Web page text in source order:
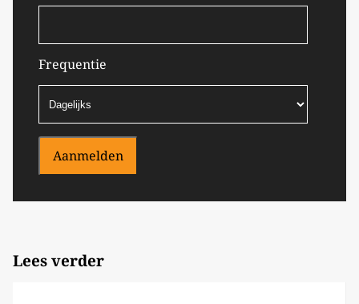
Frequentie
Aanmelden
Lees verder